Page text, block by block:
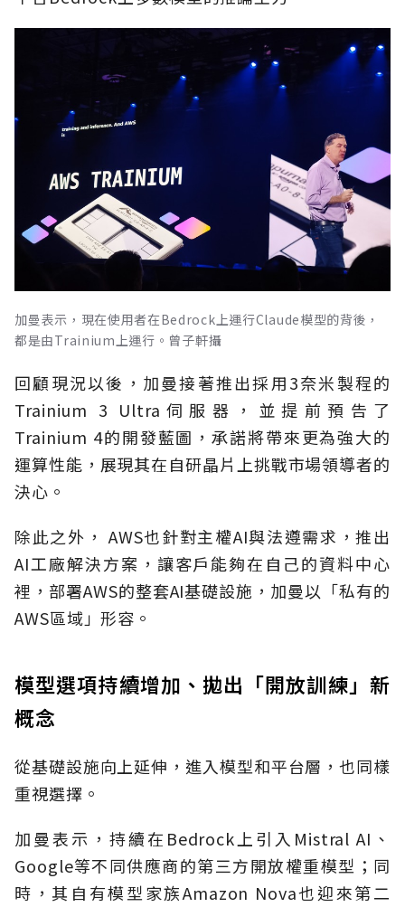
加曼表示，現在使用者在Bedrock上運行Claude模型的背後，
都是由Trainium上運行。曾子軒攝
回顧現況以後，加曼接著推出採用3奈米製程的
Trainium 3 Ultra伺服器，並提前預告了
Trainium 4的開發藍圖，承諾將帶來更為強大的
運算性能，展現其在自研晶片上挑戰市場領導者的
決心。
除此之外， AWS也針對主權AI與法遵需求，推出
AI工廠解決方案，讓客戶能夠在自己的資料中心
裡，部署AWS的整套AI基礎設施，加曼以「私有的
AWS區域」形容。
模型選項持續增加、拋出「開放訓練」新
概念
從基礎設施向上延伸，進入模型和平台層，也同樣
重視選擇。
加曼表示，持續在Bedrock上引入Mistral AI、
Google等不同供應商的第三方開放權重模型；同
時，其自有模型家族Amazon Nova也迎來第二